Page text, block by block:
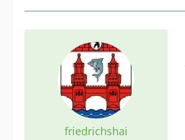
friedrichshai